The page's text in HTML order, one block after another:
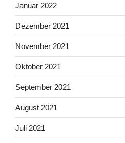
Januar 2022
Dezember 2021
November 2021
Oktober 2021
September 2021
August 2021
Juli 2021